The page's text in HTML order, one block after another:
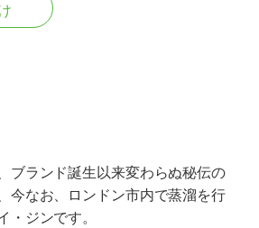
ブランド誕生以来変わらぬ秘伝の
今なお、ロンドン市内で蒸溜を行
・ジンです。